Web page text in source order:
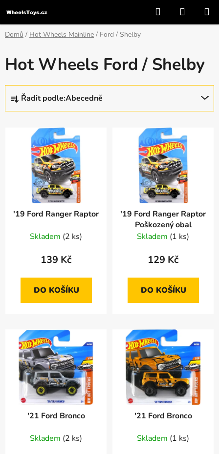
na
obsah
Hledat
KOŠÍK
Domů / Hot Wheels Mainline / Ford / Shelby
Hot Wheels Ford / Shelby
Ř
z
Řadit podle:Abecedně
'19 Ford Ranger Raptor
Skladem (2 ks)
139 Kč
DO KOŠÍKU
'19 Ford Ranger Raptor
Poškozený obal
Skladem (1 ks)
129 Kč
DO KOŠÍKU
'21 Ford Bronco
Skladem (2 ks)
'21 Ford Bronco
Skladem (1 ks)